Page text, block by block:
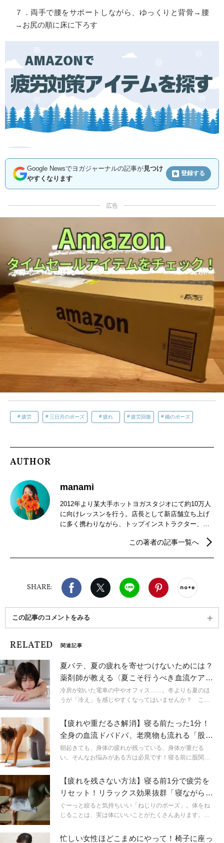
７．両手で腰をサポートしながら、ゆっくりと背骨→腰
→お尻の順に床に下ろす
Google Newsでヨガジャーナルの記事が見つけ
やすくなります
登録する
広告
疲労 三日月のポーズ 疲れ 疲労回復 鋤のポーズ
AUTHOR
manami
2012年より某大手ホットヨガスタジオにて約10万人
に向けレッスンを行う。店長として新店舗立ち上げ
に多く携わりながら、トップインストラクター、イ
人材育成を行うスーパーバイザーとして関西十数店
ルでのヨガクラス、オーガニックブランドとのタイ
アップイベントなど、ヘルシーなライフスタイルの
レーナーとして全国各地でリトリート開催、オンラ
TTC／ムドラーヨガTTC ／骨盤底筋TRヨガTTC ／美
ッサージセラピスト(タイ政府認定)／ナチュラルビュ
ーティースタイリスト／サウナスパ健康アドバイザ
この著者の記事一覧へ
SHARE:
Facebook X（旧twitter）
LINE Pinterest
この記事のコメントをみる
RELATED 関連記事
夏バテ、夏の疲れを寄せつけないためには？
薬剤師が教える〈夏こそ行うべき血流ケア〉
３つのステップ
冷房が効いた電車の中やオフィス……。冬よりも夏のほ
うが「冷え」を感じやすくなってはいませんか？ こう
すくなっています。今や夏こそ血流を意識することが大
事。女性が気になる血液の話とともに日常で実践できる
血流ケアをご紹介します。
【疲れや重だるさ解消】寝る前たった1分！
全身の血流ドバドバ、老廃物も流れる「股関
節ストレッチ」
朝起きても、身体の疲れが残っている、身体が重だる
い。そんなお悩みがある方は必見です！寝る前に股関節
う！
【疲れを残さない方法】寝る前1分で疲労を
リセット！リラックス効果抜群「寝ながらね
じりのポーズ」
ぐーっと絞ると気持ちいい「ねじりのポーズ」。体をね
じることは、実は体にいいことがたくさんあります。初
ーズをご紹介します。
忙しい女性ほどこまめにやって！椅子に座っ